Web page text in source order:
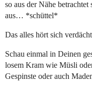
so aus der Nähe
aus… *schüttel*
Das alles hört sich
Schau einmal in Deinen
losem Kram wie Müsli
Gespinste oder auch